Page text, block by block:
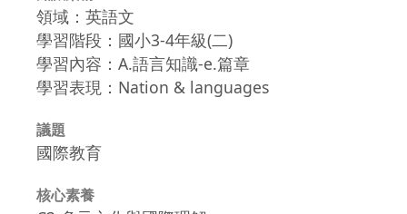
領域：英語文
學習階段：國小3-4年級(二)
學習內容：A.語言知識-e.篇章
學習表現：Nation & languages
議題
國際教育
核心素養